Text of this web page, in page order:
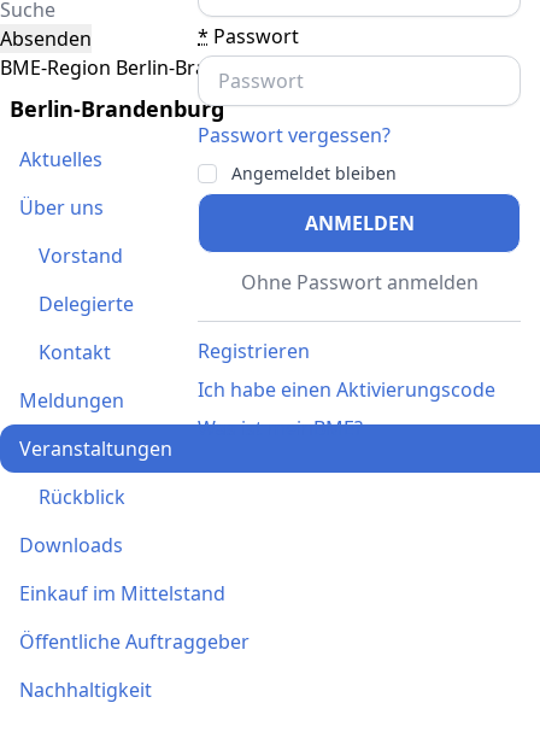
* Passwort
Passwort vergessen?
Angemeldet bleiben
ANMELDEN
Ohne Passwort anmelden
Registrieren
Ich habe einen Aktivierungscode
Was ist meinBME?
Absenden
BME-Region Berlin-Brandenburg
Berlin-Brandenburg
Aktuelles
Über uns
Vorstand
Delegierte
Kontakt
Meldungen
Veranstaltungen
Rückblick
Downloads
Einkauf im Mittelstand
Öffentliche Auftraggeber
Nachhaltigkeit